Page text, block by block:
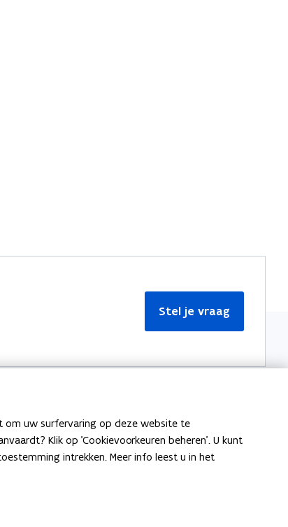
Stel je vraag
Meer informatie
Over Team Taaladvies
om uw surfervaring op deze website te
Klik op 'Cookievoorkeuren beheren'. U kunt
intrekken. Meer info leest u in het